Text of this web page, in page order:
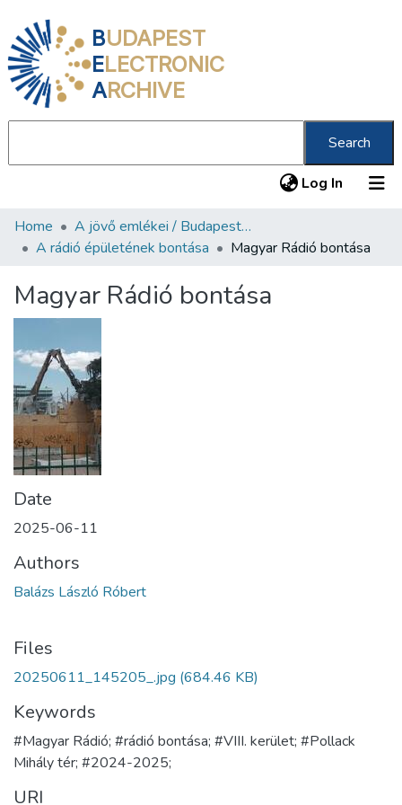
BUDAPEST
ELECTRONIC
ARCHIVE
Search
Log In (current)
Communities & Collections
Statistics
Home
A jövő emlékei / Budapest ma
A rádió épületének bontása
Magyar Rádió bontása
Magyar Rádió bontása
Date
2025-06-11
Authors
Balázs László Róbert
Files
20250611_145205_.jpg (684.46 KB)
Keywords
#Magyar Rádió; #rádió bontása; #VIII. kerület; #Pollack
Mihály tér; #2024-2025;
URI